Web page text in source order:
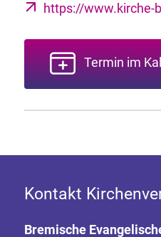
https://
Termin im
Kontakt
Bremische